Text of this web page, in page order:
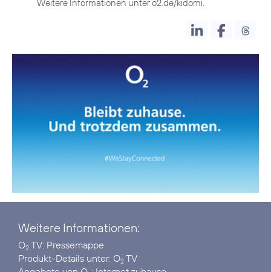
Weitere Informationen unter o2.de/kidomi.
Weitere Informationen:
O2 TV: Pressemappe
Produkt-Details unter: O2 TV